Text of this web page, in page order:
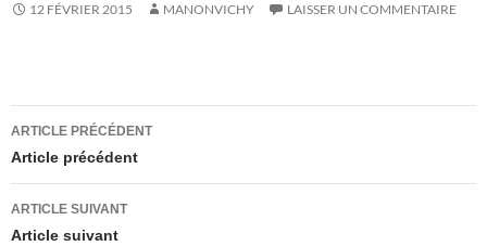
12 FÉVRIER 2015 MANONVICHY LAISSER UN COMMENTAIRE
Navigation
des
articles
ARTICLE PRÉCÉDENT
Article précédent
ARTICLE SUIVANT
Article suivant